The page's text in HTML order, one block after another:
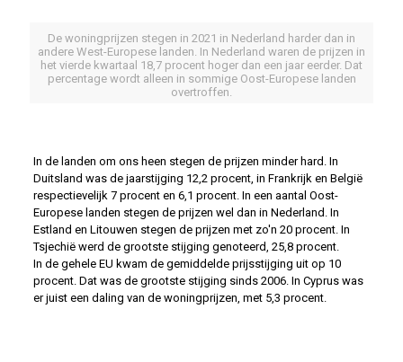
De woningprijzen stegen in 2021 in Nederland harder dan in
andere West-Europese landen. In Nederland waren de prijzen in
het vierde kwartaal 18,7 procent hoger dan een jaar eerder. Dat
percentage wordt alleen in sommige Oost-Europese landen
overtroffen.
In de landen om ons heen stegen de prijzen minder hard. In
Duitsland was de jaarstijging 12,2 procent, in Frankrijk en België
respectievelijk 7 procent en 6,1 procent. In een aantal Oost-
Europese landen stegen de prijzen wel dan in Nederland. In
Estland en Litouwen stegen de prijzen met zo'n 20 procent. In
Tsjechië werd de grootste stijging genoteerd, 25,8 procent.
In de gehele EU kwam de gemiddelde prijsstijging uit op 10
procent. Dat was de grootste stijging sinds 2006. In Cyprus was
er juist een daling van de woningprijzen, met 5,3 procent.